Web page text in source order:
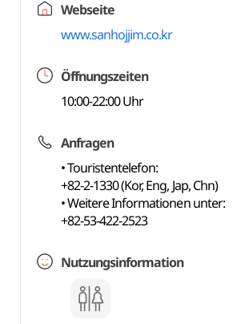
Webseite
www.sanhojjim.co.kr
Öffnungszeiten
10:00-22:00 Uhr
Anfragen
• Touristentelefon:
+82-2-1330 (Kor, Eng, Jap, Chn)
• Weitere Informationen unter:
+82-53-422-2523
Nutzungsinformation